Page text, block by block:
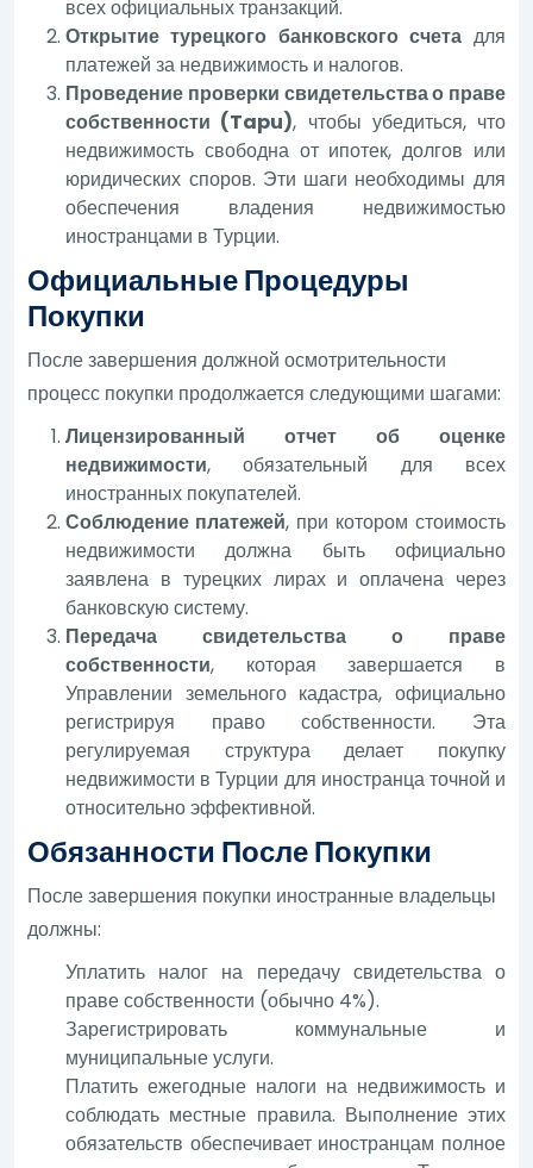
всех официальных транзакций.
Открытие турецкого банковского счетадля
платежей за недвижимость и налогов.
Проведение проверки свидетельства о праве
собственности (Tapu), чтобы убедиться, что
недвижимость свободна от ипотек, долгов или
юридических споров. Эти шаги необходимы для
обеспечения владения недвижимостью
иностранцами в Турции.
Официальные Процедуры
Покупки
После завершения должной осмотрительности
процесс покупки продолжается следующими шагами:
Лицензированный отчет об оценке
недвижимости, обязательный для всех
иностранных покупателей.
Соблюдение платежей, при котором стоимость
недвижимости должна быть официально
заявлена в турецких лирах и оплачена через
банковскую систему.
Передача свидетельства о праве
собственности, которая завершается в
Управлении земельного кадастра, официально
регистрируя право собственности. Эта
регулируемая структура делает покупку
недвижимости в Турции для иностранца точной и
относительно эффективной.
Обязанности После Покупки
После завершения покупки иностранные владельцы
должны:
Уплатить налог на передачу свидетельства о
праве собственности (обычно 4%).
Зарегистрировать коммунальные и
муниципальные услуги.
Платить ежегодные налоги на недвижимость и
соблюдать местные правила. Выполнение этих
обязательств обеспечивает иностранцам полное